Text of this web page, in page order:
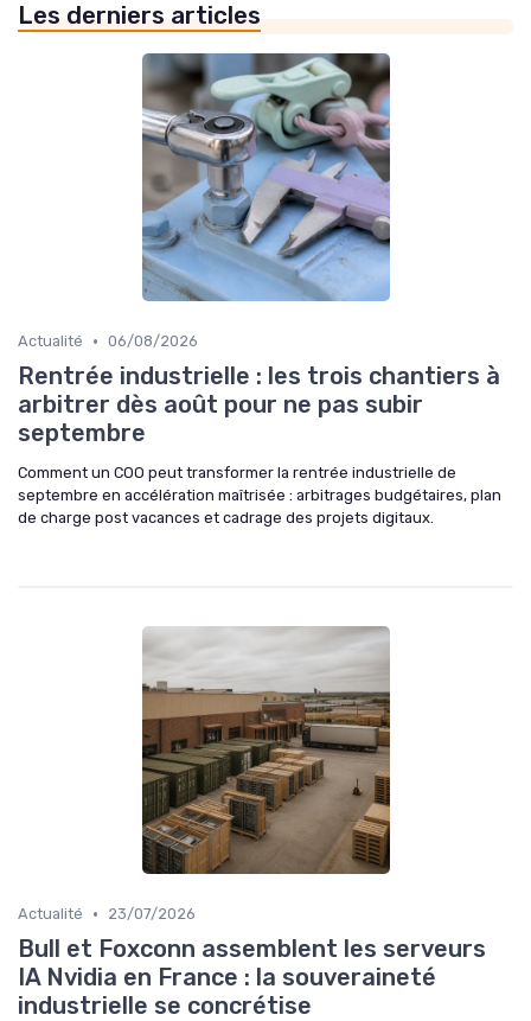
Les derniers articles
Actualité • 06/08/2026
Rentrée industrielle : les trois chantiers à
arbitrer dès août pour ne pas subir
septembre
Comment un COO peut transformer la rentrée industrielle de
septembre en accélération maîtrisée : arbitrages budgétaires, plan
de charge post vacances et cadrage des projets digitaux.
Actualité • 23/07/2026
Bull et Foxconn assemblent les serveurs
IA Nvidia en France : la souveraineté
industrielle se concrétise